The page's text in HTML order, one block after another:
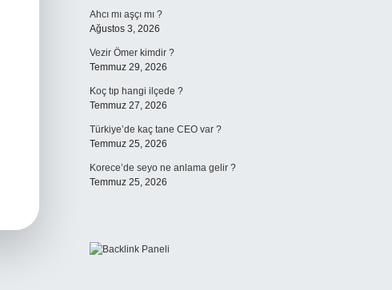
Ahcı mı aşçı mı ?
Ağustos 3, 2026
Vezir Ömer kimdir ?
Temmuz 29, 2026
Koç tıp hangi ilçede ?
Temmuz 27, 2026
Türkiye’de kaç tane CEO var ?
Temmuz 25, 2026
Korece’de seyo ne anlama gelir ?
Temmuz 25, 2026